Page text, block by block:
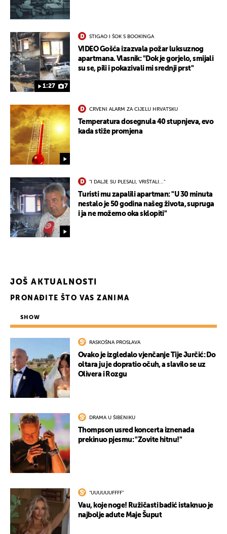
1:27 7
STIGAO I ŠOK S BOOKINGA
VIDEO Gošća izazvala požar luksuznog
apartmana. Vlasnik: "Dok je gorjelo, smijali
su se, pili i pokazivali mi srednji prst"
CRVENI ALARM ZA CIJELU HRVATSKU
Temperatura dosegnula 40 stupnjeva, evo
kada stiže promjena
"I DALJE SU PLESALI, VRIŠTALI..."
Turisti mu zapalili apartman: "U 30 minuta
nestalo je 50 godina našeg života, supruga
i ja ne možemo oka sklopiti"
JOŠ AKTUALNOSTI
PRONAĐITE ŠTO VAS ZANIMA
SHOW
RASKOŠNA PROSLAVA
Ovako je izgledalo vjenčanje Tije Jurčić: Do
oltara ju je dopratio očuh, a slavilo se uz
Olivera i Rozgu
DRAMA U ŠIBENIKU
Thompson usred koncerta iznenada
prekinuo pjesmu: "Zovite hitnu!"
"UUUUUUFFFF"
Vau, koje noge! Ružičasti badić istaknuo je
najbolje adute Maje Šuput